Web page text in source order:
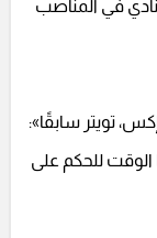
في المناصب
تويتر سابقًا»:
الوقت للحكم على